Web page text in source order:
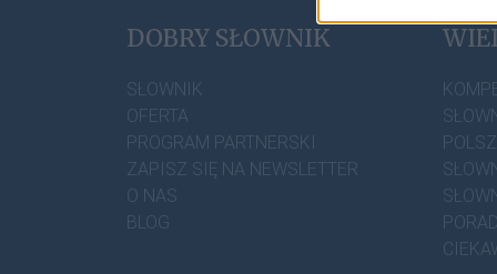
I want
DOBRY SŁOWNIK
SŁOWNIK
OFERTA
PROGRAM PARTNERSKI
ZAPISZ SIĘ NA NEWSLETTER
O NAS
BLOG